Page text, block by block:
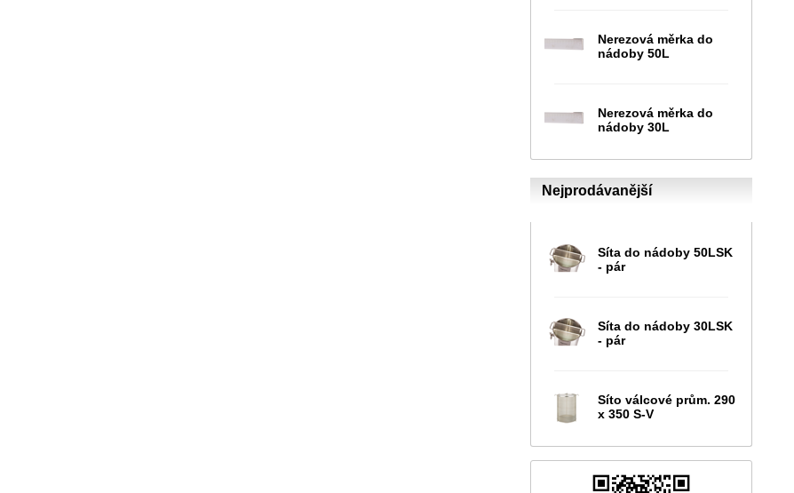
Nerezová měrka do
nádoby 50L
Nerezová měrka do
nádoby 30L
Nejprodávanější
Síta do nádoby 50LSK
- pár
Síta do nádoby 30LSK
- pár
Síto válcové prům. 290
x 350 S-V